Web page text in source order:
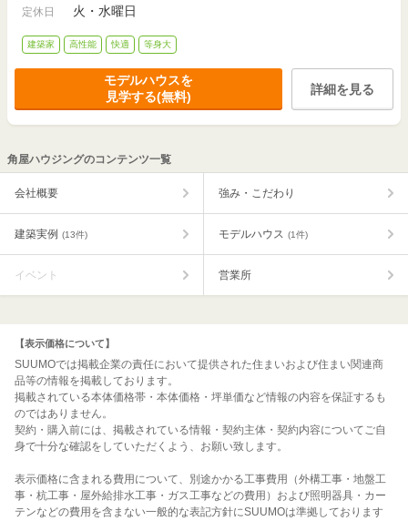
定休日 火・水曜日
建築家 高性能 快適 等身大
モデルハウスを
見学する(無料)
詳細を見る
角屋ハウジングのコンテンツ一覧
会社概要 強み・こだわり
建築実例 (13件) モデルハウス (1件)
イベント 営業所
【表示価格について】
SUUMOでは掲載企業の責任において提供された住まいおよび住まい関連商
品等の情報を掲載しております。
掲載されている本体価格帯・本体価格・坪単価など情報の内容を保証するも
のではありません。
契約・購入前には、掲載されている情報・契約主体・契約内容についてご自
身で十分な確認をしていただくよう、お願い致します。
表示価格に含まれる費用について、別途かかる工事費用（外構工事・地盤工
事・杭工事・屋外給排水工事・ガス工事などの費用）および照明器具・カー
テンなどの費用を含まない一般的な表記方針にSUUMOは準拠しております